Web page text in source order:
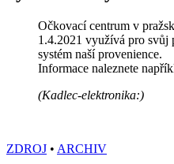
Očkovací centrum v
1.4.2021 využívá pro
systém naší provenience.
Informace naleznete
(Kadlec-elektronika:)
ZDROJ • ARCHIV